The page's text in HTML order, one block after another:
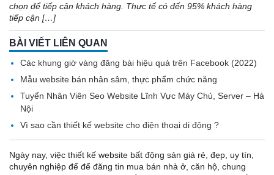
chọn để tiếp cận khách hàng. Thực tế có đến 95% khách hàng
tiếp cận […]
BÀI VIẾT LIÊN QUAN
Các khung giờ vàng đăng bài hiệu quả trên Facebook (2022)
Mẫu website bán nhân sâm, thực phẩm chức năng
Tuyển Nhân Viên Seo Website Lĩnh Vực Máy Chủ, Server – Hà
Nội
Vì sao cần thiết kế website cho điện thoại di động ?
Ngày nay, việc thiết kế website bất động sản giá rẻ, đẹp, uy tín,
chuyên nghiệp để để đăng tin mua bán nhà ở, căn hộ, chung